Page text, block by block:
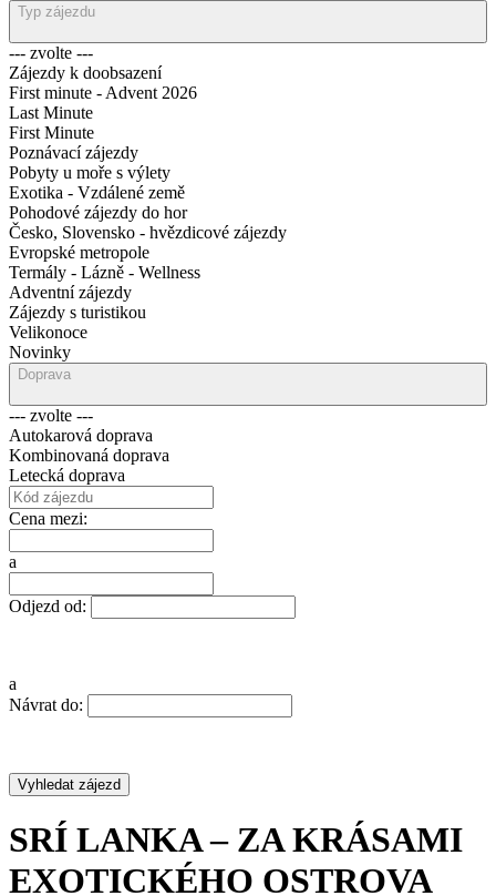
Typ zájezdu
--- zvolte ---
Zájezdy k doobsazení
First minute - Advent 2026
Last Minute
First Minute
Poznávací zájezdy
Pobyty u moře s výlety
Exotika - Vzdálené země
Pohodové zájezdy do hor
Česko, Slovensko - hvězdicové zájezdy
Evropské metropole
Termály - Lázně - Wellness
Adventní zájezdy
Zájezdy s turistikou
Velikonoce
Novinky
Doprava
--- zvolte ---
Autokarová doprava
Kombinovaná doprava
Letecká doprava
Cena mezi:
a
Odjezd od:
a
Návrat do:
SRÍ LANKA – ZA KRÁSAMI
EXOTICKÉHO OSTROVA